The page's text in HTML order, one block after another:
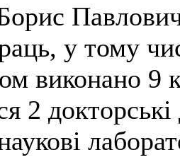
у тому
виконано 9
2 докторські